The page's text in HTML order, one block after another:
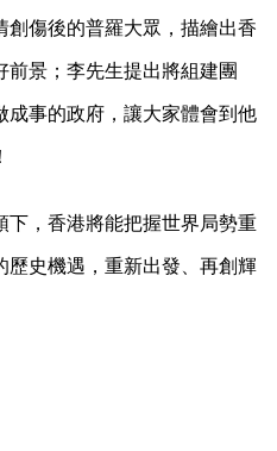
傷後的普羅大眾，描繪出香
景；李先生提出將組建團
事的政府，讓大家體會到他
，香港將能把握世界局勢重
史機遇，重新出發、再創輝